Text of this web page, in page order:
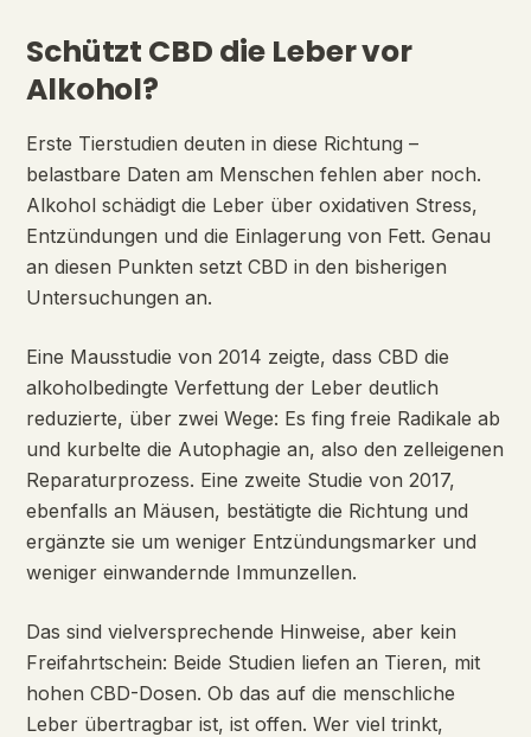
Schützt CBD die Leber vor
Alkohol?
Erste Tierstudien deuten in diese Richtung –
belastbare Daten am Menschen fehlen aber noch.
Alkohol schädigt die Leber über oxidativen Stress,
Entzündungen und die Einlagerung von Fett. Genau
an diesen Punkten setzt CBD in den bisherigen
Untersuchungen an.
Eine Mausstudie von 2014 zeigte, dass CBD die
alkoholbedingte Verfettung der Leber deutlich
reduzierte, über zwei Wege: Es fing freie Radikale ab
und kurbelte die Autophagie an, also den zelleigenen
Reparaturprozess. Eine zweite Studie von 2017,
ebenfalls an Mäusen, bestätigte die Richtung und
ergänzte sie um weniger Entzündungsmarker und
weniger einwandernde Immunzellen.
Das sind vielversprechende Hinweise, aber kein
Freifahrtschein: Beide Studien liefen an Tieren, mit
hohen CBD-Dosen. Ob das auf die menschliche
Leber übertragbar ist, ist offen. Wer viel trinkt,